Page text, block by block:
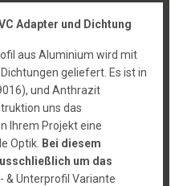
Adapter und Dichtung
aus Aluminium wird mit
geliefert. Es ist in
und Anthrazit
uns das
Ihrem Projekt eine
Optik. Bei diesem
um das
& Unterprofil Variante